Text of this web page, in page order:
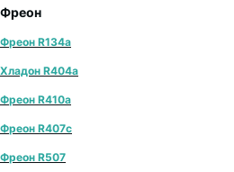
Фреон
Фреон R134a
Хладон R404a
Фреон R410a
Фреон R407с
Фреон R507